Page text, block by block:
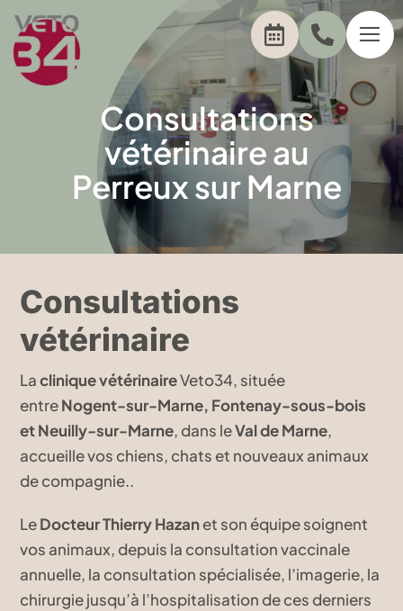
Passer
contenu
Consultations
vétérinaire au
Perreux sur Marne
Consultations
vétérinaire
Laclinique vétérinaireVeto34, située
entreNogent-sur-Marne, Fontenay-sous-bois
et Neuilly-sur-Marne, dans leVal de Marne,
accueille vos chiens, chats et nouveaux animaux
de compagnie..
LeDocteur Thierry Hazanet son équipe soignent
vos animaux, depuis la consultation vaccinale
annuelle, la consultation spécialisée, l’imagerie, la
chirurgie jusqu’à l’hospitalisation de ces derniers